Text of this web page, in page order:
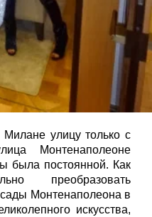
улицу только с
Монтенаполеоне
была постоянной. Как
преобразовать
Монтенаполеона в
искусства,